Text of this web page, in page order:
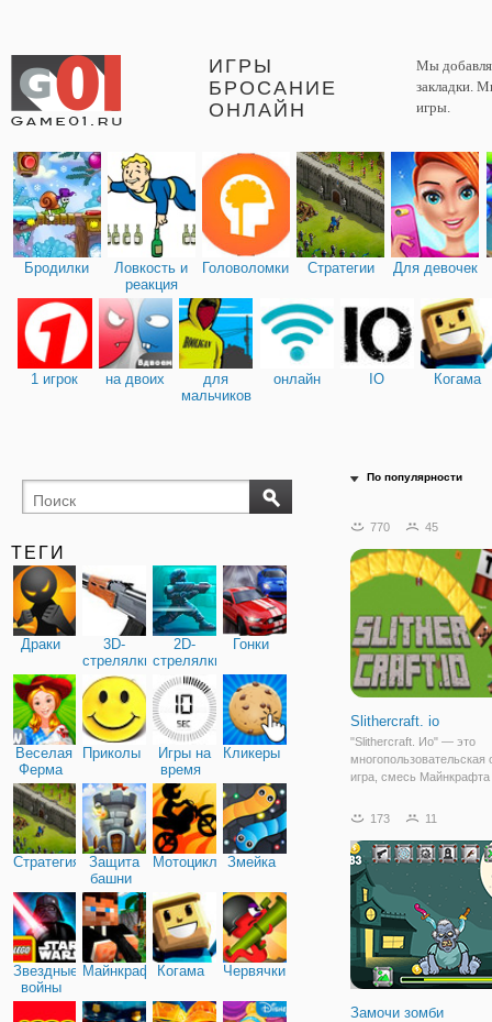
ИГРЫ
БРОСАНИЕ
ОНЛАЙН
Мы
закладки.
игры.
Бродилки
Ловкость и
реакция
Головоломки Стратегии Для девочек
1 игрок на двоих
для
мальчиков
онлайн IO Когама
ТЕГИ
Драки
3D-
стрелялки
2D-
стрелялки
Гонки
Веселая
Ферма
Приколы
Игры на
время
Кликеры
Стратегия
Защита
башни
МотоциклыЗмейка
Звездные
войны
МайнкрафтКогама Червячки
По популярности
770 45
Slithercraft. io
"Slithercraft. Ио" — это
многопользовательская
игра, смесь Майнкрафта
гремучая смесь
как начать игру вам
ник и выбрать скин
173 11
Замочи зомби